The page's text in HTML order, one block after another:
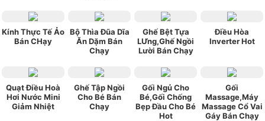
Kính Thực Tế Ảo
Bán CHạy
Bộ Thìa Đũa Dĩa
Ăn Dặm Bán
Chạy
Ghế Bệt Tựa
LƯng,Ghế Ngồi
Lười Bán Chạy
Điều Hòa
Inverter Hot
Quạt Điều Hoà
Hơi Nước Mini
Giảm Nhiệt
Ghế Tập Ngồi
Cho Bé Bán
Chạy
Gối Ngủ Cho
Bé,Gối Chống
Bẹp Đầu Cho Bé
Hot
Gối
Massage,Máy
Massage Cổ Vai
Gáy Bán Chạy